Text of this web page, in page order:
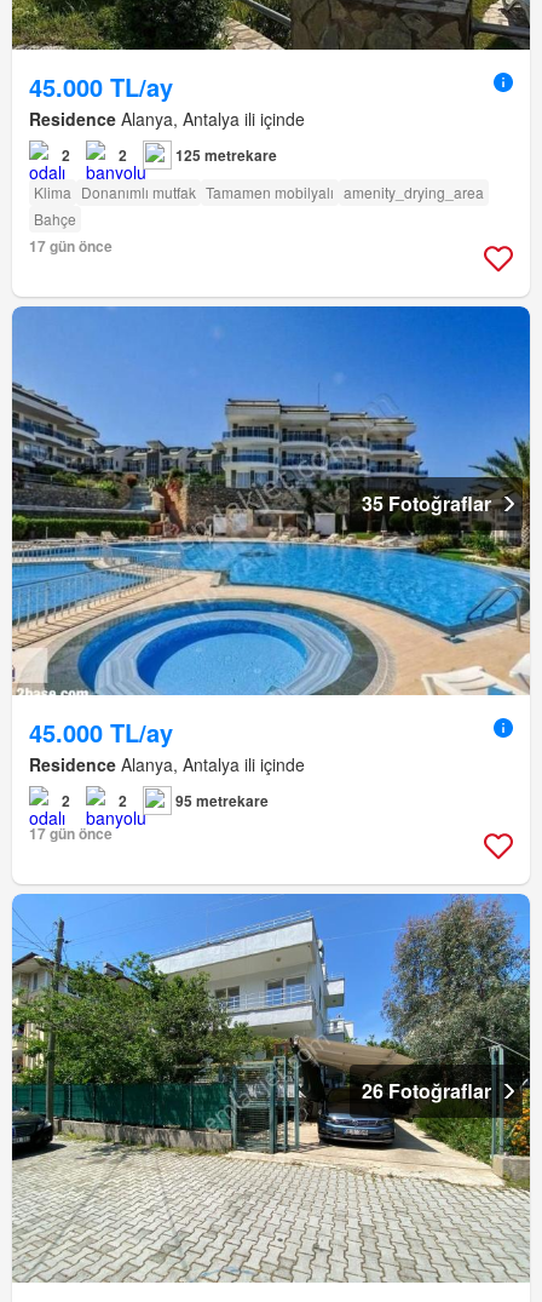
45.000 TL/ay
Residence Alanya, Antalya ili içinde
2 2 125 metrekare
Klima Donanımlı mutfak Tamamen mobilyalı amenity_drying_area
Bahçe
17 gün önce
35 Fotoğraflar
45.000 TL/ay
Residence Alanya, Antalya ili içinde
2 2
95 metrekare
17 gün önce
26 Fotoğraflar